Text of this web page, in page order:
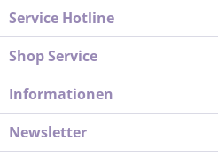
Service Hotline
Shop Service
Informationen
Newsletter